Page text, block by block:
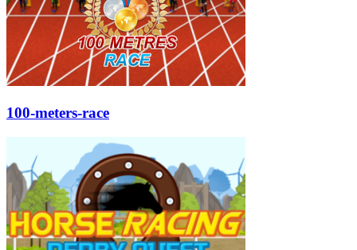
100-meters-race